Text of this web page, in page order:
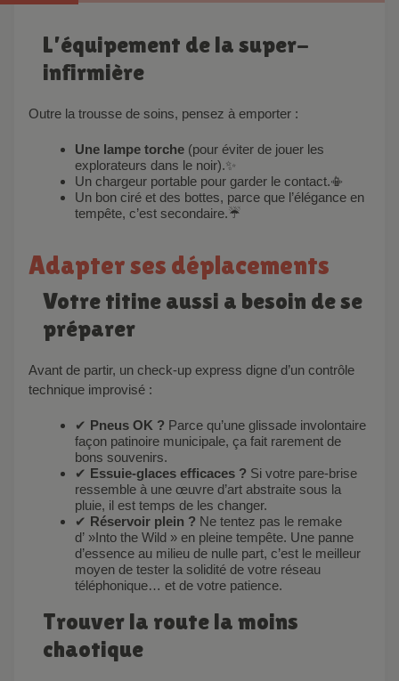
L’équipement de la super-
infirmière
Outre la trousse de soins, pensez à emporter :
Une lampe torche (pour éviter de jouer les
explorateurs dans le noir).✨
Un chargeur portable pour garder le contact.📳
Un bon ciré et des bottes, parce que l’élégance en
tempête, c’est secondaire.☔
Adapter ses déplacements
Votre titine aussi a besoin de se
préparer
Avant de partir, un check-up express digne d’un contrôle
technique improvisé :
✔ Pneus OK ? Parce qu’une glissade involontaire
façon patinoire municipale, ça fait rarement de
bons souvenirs.
✔ Essuie-glaces efficaces ? Si votre pare-brise
ressemble à une œuvre d’art abstraite sous la
pluie, il est temps de les changer.
✔ Réservoir plein ? Ne tentez pas le remake
d’ »Into the Wild » en pleine tempête. Une panne
d’essence au milieu de nulle part, c’est le meilleur
moyen de tester la solidité de votre réseau
téléphonique… et de votre patience.
Trouver la route la moins
chaotique